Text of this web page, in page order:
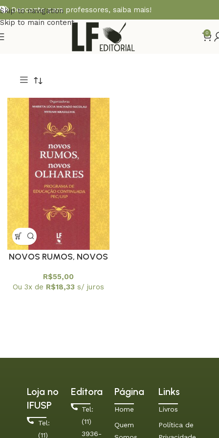
Skip to navigation
Skip to main content
Desconto para professores, saiba mais!
0
NOVOS RUMOS, NOVOS
DE EDUCAÇAO
R$55,00
Ou 3x de R$18,33 s/ juros
Loja no
IFUSP
Tel:
(11)
Editora
Tel:
(11)
3936-
Página
Home
Quem
Links
Livros
Política de